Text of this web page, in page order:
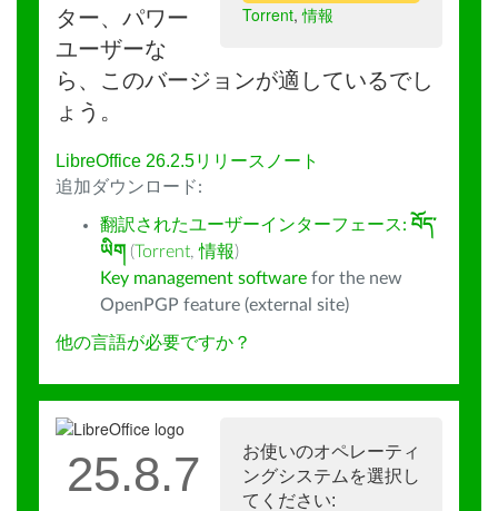
Torrent,情報
ター、パワー
ユーザーな
ら、このバージョンが適しているでし
ょう。
LibreOffice 26.2.5リリースノート
追加ダウンロード:
翻訳されたユーザーインターフェース: བོད་
ཡིག (Torrent,情報)
Key management software for the new
OpenPGP feature (external site)
他の言語が必要ですか？
お使いのオペレーティ
ングシステムを選択し
てください:
25.8.7